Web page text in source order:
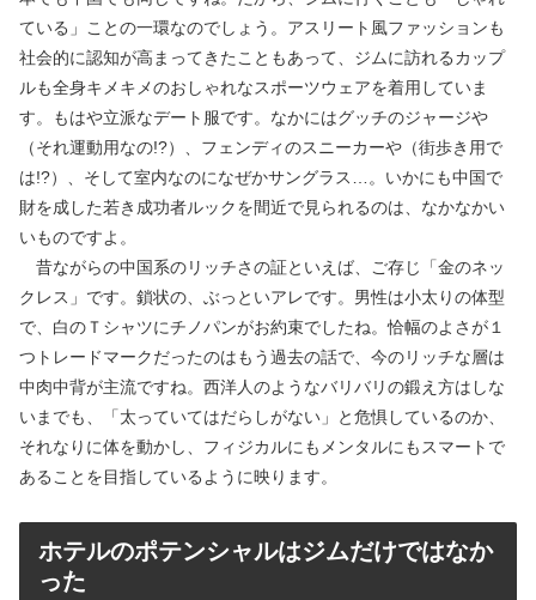
ている」ことの一環なのでしょう。アスリート風ファッションも
社会的に認知が高まってきたこともあって、ジムに訪れるカップ
ルも全身キメキメのおしゃれなスポーツウェアを着用していま
す。もはや立派なデート服です。なかにはグッチのジャージや
（それ運動用なの!?）、フェンディのスニーカーや（街歩き用で
は!?）、そして室内なのになぜかサングラス…。いかにも中国で
財を成した若き成功者ルックを間近で見られるのは、なかなかい
いものですよ。
昔ながらの中国系のリッチさの証といえば、ご存じ「金のネッ
クレス」です。鎖状の、ぶっといアレです。男性は小太りの体型
で、白のＴシャツにチノパンがお約束でしたね。恰幅のよさが１
つトレードマークだったのはもう過去の話で、今のリッチな層は
中肉中背が主流ですね。西洋人のようなバリバリの鍛え方はしな
いまでも、「太っていてはだらしがない」と危惧しているのか、
それなりに体を動かし、フィジカルにもメンタルにもスマートで
あることを目指しているように映ります。
ホテルのポテンシャルはジムだけではなか
った